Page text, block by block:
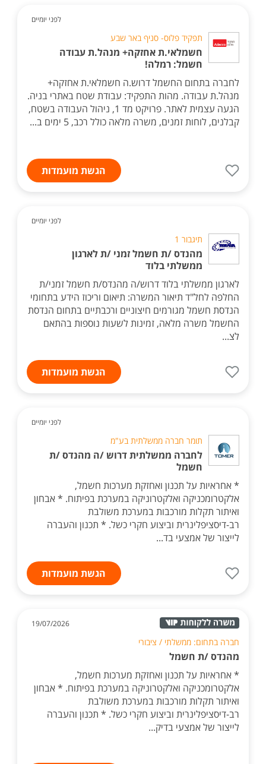
לפני יומיים
תפקיד פלוס- סניף באר שבע
חשמלאי.ת אחזקה+ מנהל.ת עבודה
חשמל: רמלה!
לחברה בתחום החשמל דרוש.ה חשמלאי.ת אחזקה+
מנהל.ת עבודה. מהות התפקיד: עבודת שטח באתרי בניה.
הגעה עצמית לאתר. פרויקט מד 1, ניהול העבודה בשטח,
קבלנים, לוחות זמנים, משרה מלאה כולל רכב, 5 ימים ב...
הגשת מועמדות
לפני יומיים
תיגבור 1
מהנדס /ת חשמל זמני /ת לארגון
ממשלתי בלוד
לארגון ממשלתי בלוד דרוש/ה מהנדס/ת חשמל זמני/ת
החלפה לחל"ד תיאור המשרה: תיאום וריכוז הידע בתחומי
הנדסת חשמל מגורמים חיצוניים ורכבתיים בתחום הנדסת
החשמל משרה מלאה, זמינות לשעות נוספות בהתאם
לצ...
הגשת מועמדות
לפני יומיים
תומר חברה ממשלתית בע"מ
לחברה ממשלתית דרוש /ה מהנדס /ת
חשמל
* אחראיות על תכנון ואחזקת מערכות חשמל,
אלקטרומכניקה ואלקטרוניקה במערכת בפיתוח. * אבחון
ואיתור תקלות מורכבות במערכת משולבת
רב-דיסציפלינרית וביצוע חקרי כשל. * תכנון והעברה
לייצור של אמצעי בד...
הגשת מועמדות
19/07/2026
חברה בתחום: ממשלתי / ציבורי
מהנדס /ת חשמל
* אחראיות על תכנון ואחזקת מערכות חשמל,
אלקטרומכניקה ואלקטרוניקה במערכת בפיתוח. * אבחון
ואיתור תקלות מורכבות במערכת משולבת
רב-דיסציפלינרית וביצוע חקרי כשל. * תכנון והעברה
לייצור של אמצעי בדיק...